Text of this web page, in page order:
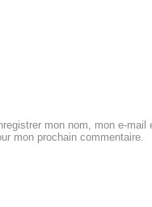
mon nom, mon e-
mon prochain commentaire.